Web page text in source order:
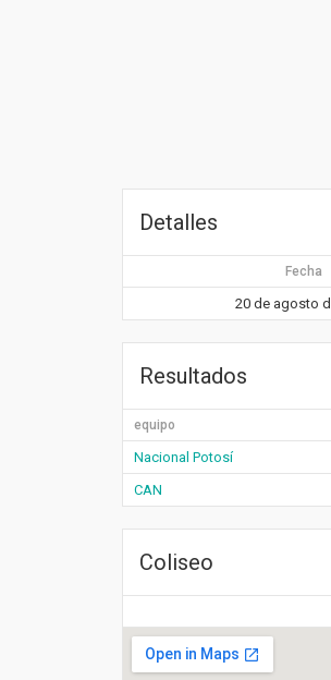
Detalles
Fecha
20 de agosto
Resultados
equipo
Nacional Potosí
CAN
Coliseo